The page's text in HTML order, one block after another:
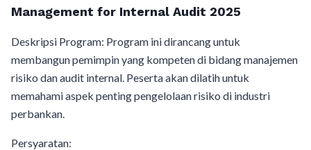
Management for Internal Audit 2025
Deskripsi Program: Program ini dirancang untuk
membangun pemimpin yang kompeten di bidang manajemen
risiko dan audit internal. Peserta akan dilatih untuk
memahami aspek penting pengelolaan risiko di industri
perbankan.
Persyaratan: